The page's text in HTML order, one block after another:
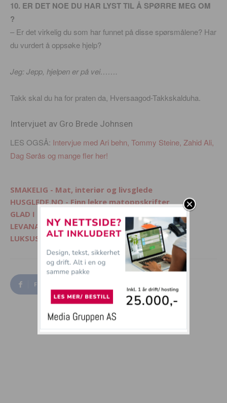
10. ER DET NOE DU HAR LYST TIL Å SPØRRE MEG OM
?
– Er det virkelig du som har funnet på disse spørsmålene? Har
du vurdert å oppsøke hjelp?
Jeg: Jepp, hjelpen er på vei…….
Takk skal du ha for praten da, Hversaagod-Takkskalduha.
Intervjuet av Gro Brede Johnsen
LES OGSÅ: Intervjue med Ari behn, Tommy Steine, Zahid Ali,
Dag Sørås og mange fler her!
SMAKELIG - Mat, interiør og livsglede
HUSGLEDE.NO - Finn lekre matoppskrifter
GLAD I DYR? - Besøk Morsommedyr.no
LEVANA.NO - Kvinnemagasin på nett
LUKSUSFERIE.NO - Ferie på sitt beste
Facebook